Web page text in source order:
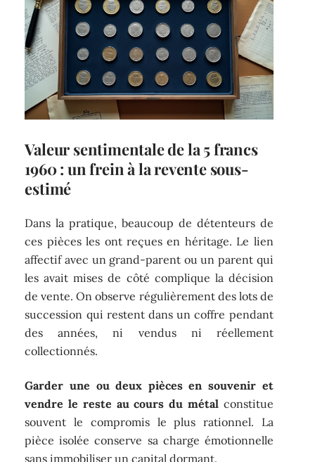
Valeur sentimentale de la 5 francs
1960 : un frein à la revente sous-
estimé
Dans la pratique, beaucoup de détenteurs de
ces pièces les ont reçues en héritage. Le lien
affectif avec un grand-parent ou un parent qui
les avait mises de côté complique la décision
de vente. On observe régulièrement des lots de
succession qui restent dans un coffre pendant
des années, ni vendus ni réellement
collectionnés.
Garder une ou deux pièces en souvenir et
vendre le reste au cours du métalconstitue
souvent le compromis le plus rationnel. La
pièce isolée conserve sa charge émotionnelle
sans immobiliser un capital dormant.